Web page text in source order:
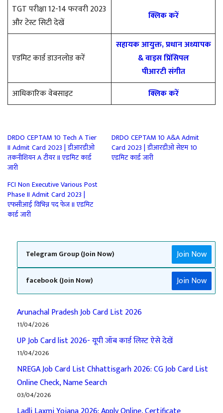
TGT परीक्षा 12-14 फरवरी 2023
और टेस्ट सिटी देखें
क्लिक करें
एडमिट कार्ड डाउनलोड करें
सहायक आयुक्त, प्रधान अध्यापक
& वाइस प्रिंसिपल
पीआरटी संगीत
आधिकारिक वेबसाइट
क्लिक करें
DRDO CEPTAM 10 Tech A Tier
II Admit Card 2023 | डीआरडीओ
तकनीशियन A टीयर II एडमिट कार्ड
जारी
DRDO CEPTAM 10 A&A Admit
Card 2023 | डीआरडीओ सेप्टम 10
एडमिट कार्ड जारी
FCI Non Executive Various Post
Phase II Admit Card 2023 |
एफसीआई विभिन्न पद फेज II एडमिट
कार्ड जारी
Telegram Group (Join Now) Join Now
facebook (Join Now) Join Now
Arunachal Pradesh Job Card List 2026
11/04/2026
UP Job Card list 2026- यूपी जॉब कार्ड लिस्ट ऐसे देखें
11/04/2026
NREGA Job Card List Chhattisgarh 2026: CG Job Card List
Online Check, Name Search
03/04/2026